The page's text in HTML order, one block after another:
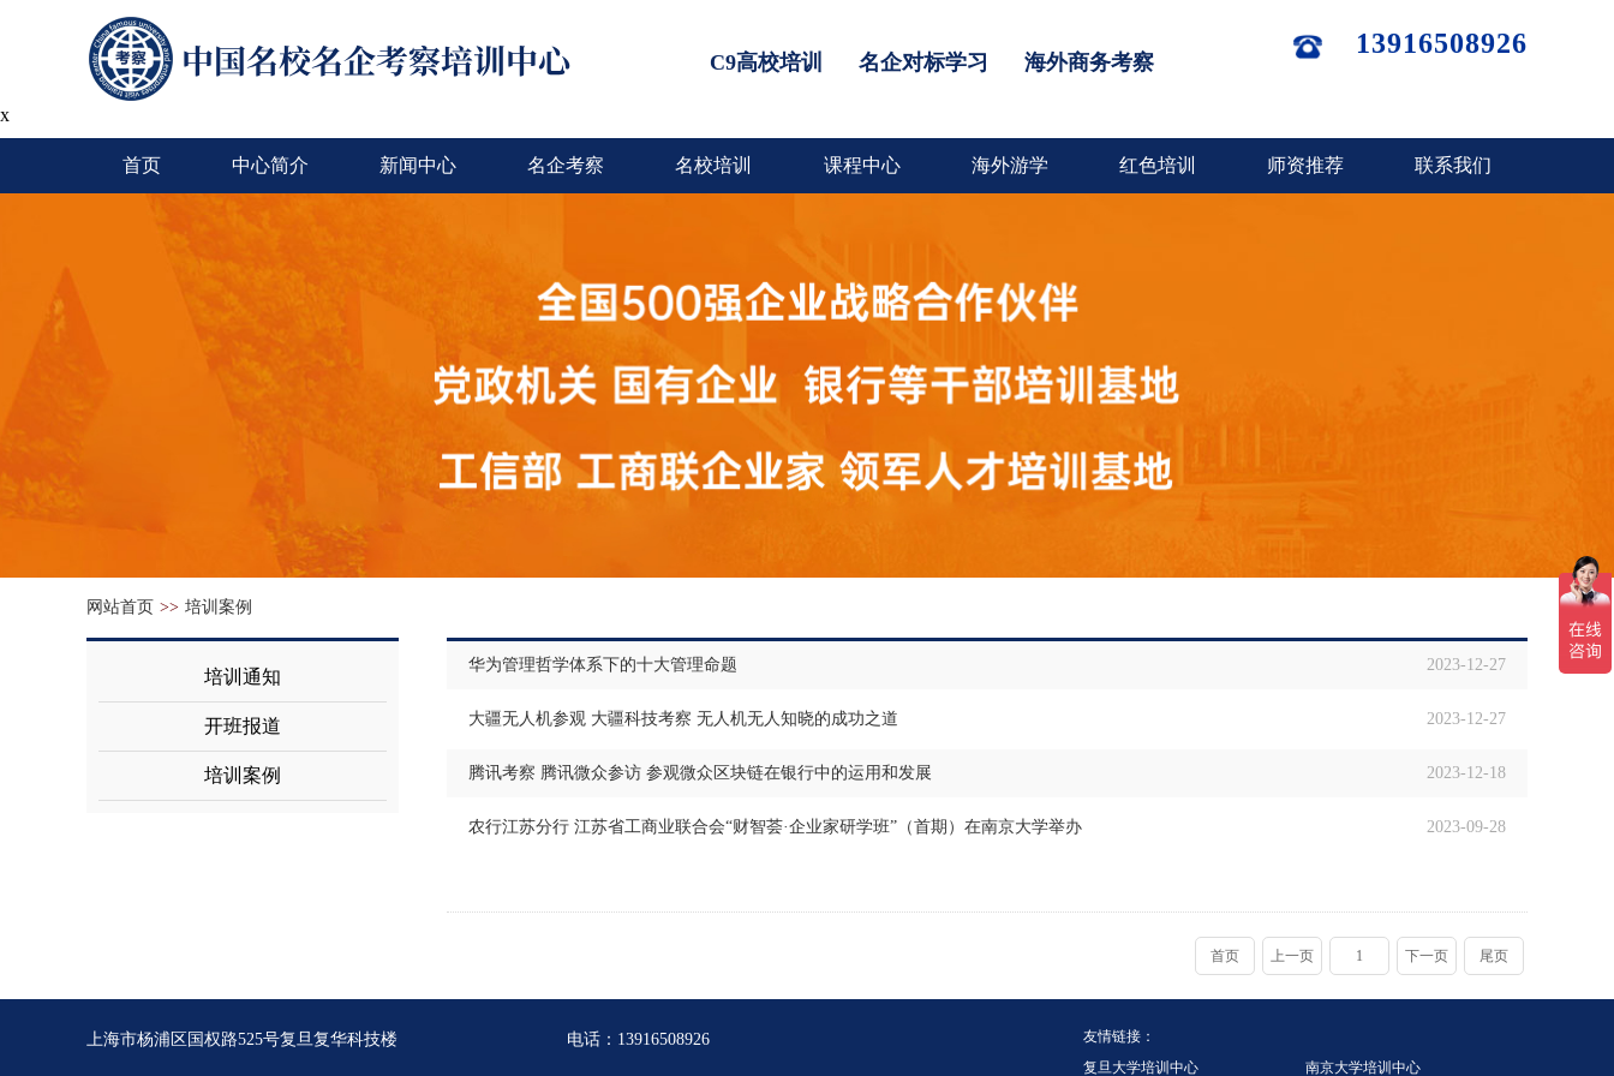
C9高校培训 名企对标学习 海外商务考察
13916508926
x
首页 中心简介 新闻中心 名企考察 名校培训 课程中心 海外游学 红色培训 师资推荐 联系我们
网站首页 >> 培训案例
培训通知
开班报道
培训案例
华为管理哲学体系下的十大管理命题 2023-12-27
大疆无人机参观 大疆科技考察 无人机无人知晓的成功之道 2023-12-27
腾讯考察 腾讯微众参访 参观微众区块链在银行中的运用和发展 2023-12-18
农行江苏分行 江苏省工商业联合会“财智荟·企业家研学班”（首期）在南京大学举办 2023-09-28
首页 上一页 1 下一页 尾页
上海市杨浦区国权路525号复旦复华科技楼 电话：13916508926
友情链接：
复旦大学培训中心
南京大学培训中心